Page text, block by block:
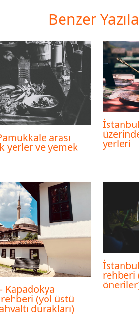
Benzer
arası
yerler ve yemek yerleri
Kapadokya
(yol üstü
durakları)
rehberi